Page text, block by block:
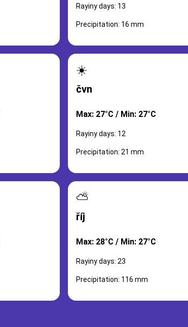
Rayiny days: 13
Precipitation: 16 mm
☀️
čvn
Max: 27°C / Min: 27°C
Rayiny days: 12
Precipitation: 21 mm
⛅
říj
Max: 28°C / Min: 27°C
Rayiny days: 23
Precipitation: 116 mm